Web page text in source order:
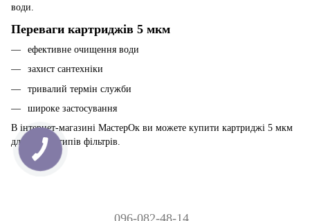
води.
Переваги картриджів 5 мкм
ефективне очищення води
захист сантехніки
тривалий термін служби
широке застосування
В інтернет-магазині МастерОк ви можете купити картриджі 5 мкм
для різних типів фільтрів.